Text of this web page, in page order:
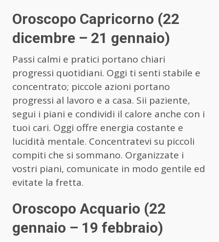
Oroscopo Capricorno (22
dicembre – 21 gennaio)
Passi calmi e pratici portano chiari
progressi quotidiani. Oggi ti senti stabile e
concentrato; piccole azioni portano
progressi al lavoro e a casa. Sii paziente,
segui i piani e condividi il calore anche con i
tuoi cari. Oggi offre energia costante e
lucidità mentale. Concentratevi su piccoli
compiti che si sommano. Organizzate i
vostri piani, comunicate in modo gentile ed
evitate la fretta.
Oroscopo Acquario (22
gennaio – 19 febbraio)